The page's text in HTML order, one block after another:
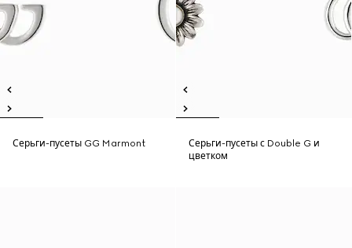
Серьги-пусеты GG Marmont
Серьги-пусеты с Double G и
цветком